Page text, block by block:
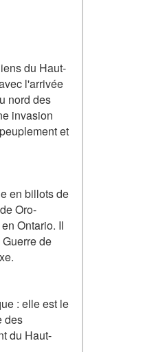
du Haut-
l'arrivée
nord des
invasion
et
en billots de
Oro-
Ontario. Il
de
: elle est le
des
du Haut-